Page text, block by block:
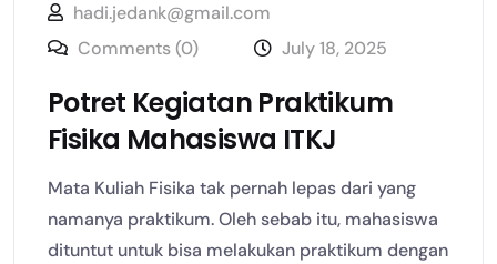
hadi.jedank@gmail.com
Comments (0)
July 18, 2025
Potret Kegiatan Praktikum
Fisika Mahasiswa ITKJ
Mata Kuliah Fisika tak pernah lepas dari yang
namanya praktikum. Oleh sebab itu, mahasiswa
dituntut untuk bisa melakukan praktikum dengan